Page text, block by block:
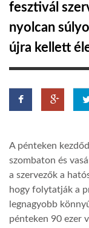
LATIMO.HU
GLOBOBOOK
fesztivál
nyolcan
újra kellett
A pénteken
szombaton és
a szervezők a
hogy folytatják a
legnagyobb
pénteken 90 ezer